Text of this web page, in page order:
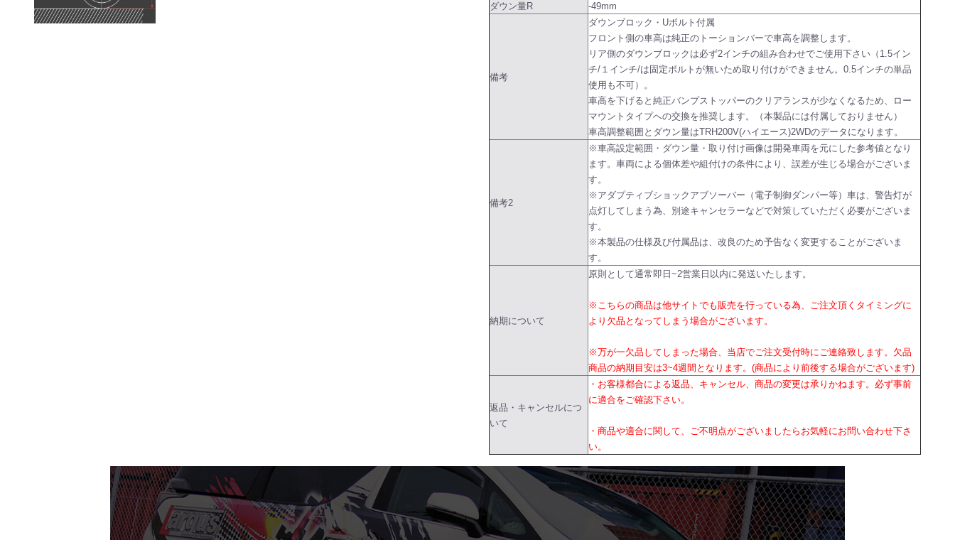
ダウン量R
-49mm
備考
ダウンブロック・Uボルト付属
フロント側の車高は純正のトーションバーで車高を調整します。
リア側のダウンブロックは必ず2インチの組み合わせでご使用下さい（1.5イン
チ/１インチ/は固定ボルトが無いため取り付けができません。0.5インチの単品
使用も不可）。
車高を下げると純正バンプストッパーのクリアランスが少なくなるため、ロー
マウントタイプへの交換を推奨します。（本製品には付属しておりません）
車高調整範囲とダウン量はTRH200V(ハイエース)2WDのデータになります。
備考2
※車高設定範囲・ダウン量・取り付け画像は開発車両を元にした参考値となり
ます。車両による個体差や組付けの条件により、誤差が生じる場合がございま
す。
※アダプティブショックアブソーバー（電子制御ダンパー等）車は、警告灯が
点灯してしまう為、別途キャンセラーなどで対策していただく必要がございま
す。
※本製品の仕様及び付属品は、改良のため予告なく変更することがございま
す。
納期について
原則として通常即日~2営業日以内に発送いたします。
※こちらの商品は他サイトでも販売を行っている為、ご注文頂くタイミングに
より欠品となってしまう場合がございます。
※万が一欠品してしまった場合、当店でご注文受付時にご連絡致します。欠品
商品の納期目安は3~4週間となります。(商品により前後する場合がございます)
返品・キャンセルにつ
いて
・お客様都合による返品、キャンセル、商品の変更は承りかねます。必ず事前
に適合をご確認下さい。
・商品や適合に関して、ご不明点がございましたらお気軽にお問い合わせ下さ
い。